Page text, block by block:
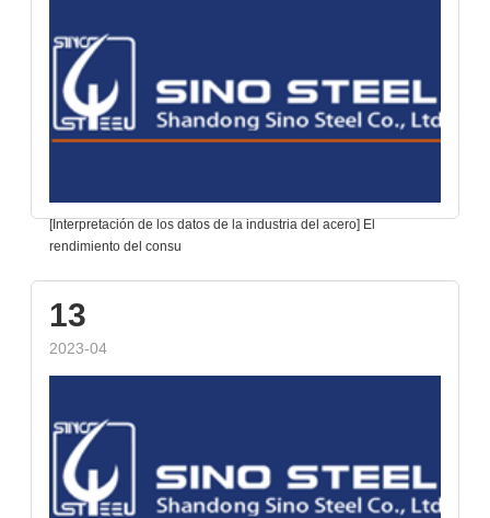
[Interpretación de los datos de la industria del acero] El
rendimiento del consu
13
2023-04